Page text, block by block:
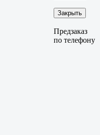
Закрыть
Предзаказ
по телефону